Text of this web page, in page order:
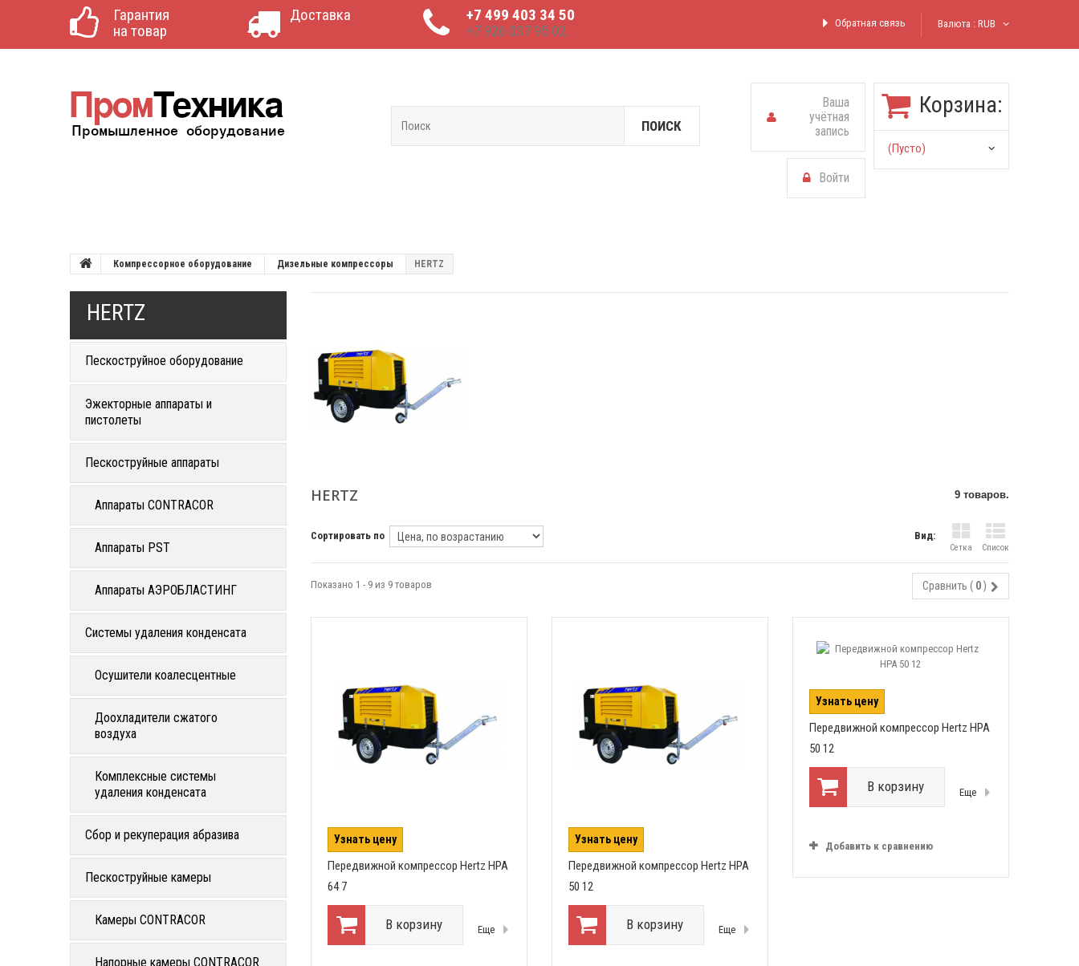
Гарантия
на товар
Доставка
+7 499 403 34 50
+7 926 037 95 02
Валюта : RUB
Обратная связь
Корзина:
(пусто)
Ваша
учётная
запись
Войти
ПОИСК
Компрессорное оборудование Дизельные компрессоры HERTZ
HERTZ
Пескоструйное оборудование
Эжекторные аппараты и
пистолеты
Пескоструйные аппараты
Аппараты CONTRACOR
Аппараты PST
Аппараты АЭРОБЛАСТИНГ
Системы удаления конденсата
Осушители коалесцентные
Доохладители сжатого
воздуха
Комплексные системы
удаления конденсата
Сбор и рекуперация абразива
Пескоструйные камеры
Камеры CONTRACOR
Напорные камеры CONTRACOR
HERTZ 9 товаров.
Вид:
Сетка Список
Сортировать по
Сравнить ( 0)
Показано 1 - 9 из 9 товаров
Узнать цену
Передвижной компрессор Hertz HPA
64 7
В корзину Еще
Узнать цену
Передвижной компрессор Hertz HPA
50 12
В корзину Еще
Узнать цену
Передвижной компрессор Hertz HPA
50 12
В корзину Еще
Добавить к сравнению